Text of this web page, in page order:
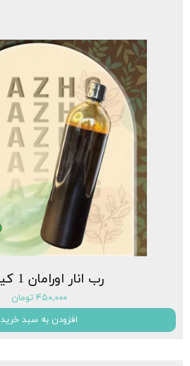
رب انار اورامان 1 کیلویی
۴۵۰,۰۰۰ تومان
افزودن به سبد خرید